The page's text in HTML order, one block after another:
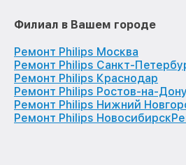
Филиал в Вашем городе
Ремонт Philips Москва
Ремонт Philips Санкт-
Ремонт Philips Краснодар
Ремонт Philips Ростов-на-Дону
Ремонт Philips Нижний
Ремонт Philips Новосибирск